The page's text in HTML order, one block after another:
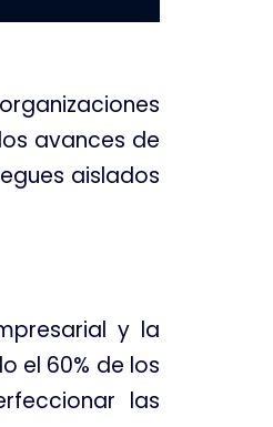
avances de
aislados
y la
el 60% de los
las